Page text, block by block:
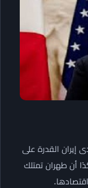
إيران القدرة على
أن طهران تمتلك